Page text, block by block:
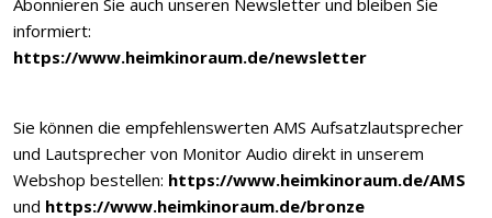
informiert:
https://www.heimkinoraum.de/newsletter
Sie können die empfehlenswerten AMS Aufsatzlautsprecher
und Lautsprecher von Monitor Audio direkt in unserem
Webshop bestellen: https://www.heimkinoraum.de/AMS
und https://www.heimkinoraum.de/bronze